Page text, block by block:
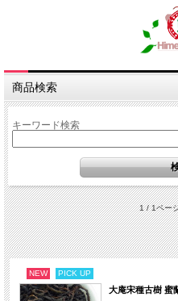
商品検索
キーワード検索
1 / 1ペー
NEW PICK UP
大庵宋種古樹 蜜